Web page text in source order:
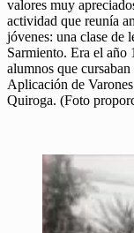
valores muy
actividad que reunía
jóvenes: una clase de
Sarmiento. Era el año
alumnos que
Aplicación de
Quiroga. (Foto